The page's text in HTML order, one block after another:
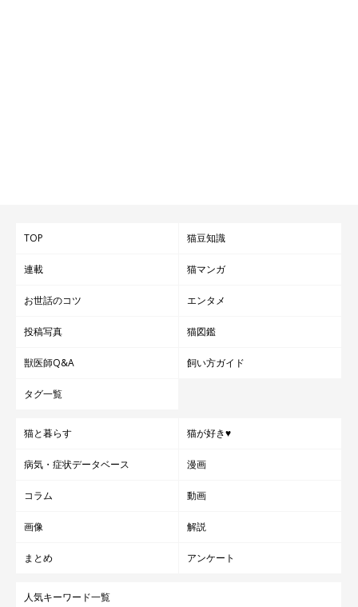
TOP 猫豆知識
連載 猫マンガ
お世話のコツ エンタメ
投稿写真 猫図鑑
獣医師Q&A 飼い方ガイド
タグ一覧
猫と暮らす 猫が好き♥
病気・症状データベース 漫画
コラム 動画
画像 解説
まとめ アンケート
人気キーワード一覧